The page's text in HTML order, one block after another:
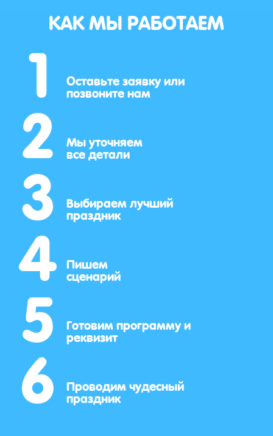
КАК МЫ РАБОТАЕМ
1 Оставьте заявку или
позвоните нам
2 Мы уточняем
все детали
3 Выбираем лучший
праздник
4 Пишем
сценарий
5 Готовим программу и
реквизит
6 Проводим чудесный
праздник